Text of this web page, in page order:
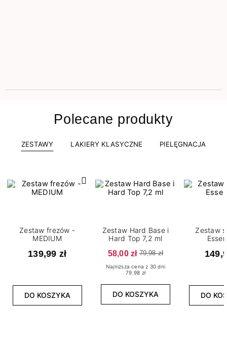
Polecane produkty
ZESTAWY LAKIERY KLASYCZNE PIELĘGNACJA
Zestaw frezów -
MEDIUM
139,99 zł
DO KOSZYKA
Zestaw Hard Base i
Hard Top 7,2 ml
58,00 zł 79,98 zł
Najniższa cena z 30 dni
79.98 zł
DO KOSZYKA
Zestaw
DO